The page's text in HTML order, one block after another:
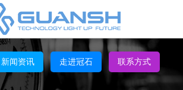
新闻资讯 走进冠石 联系方式